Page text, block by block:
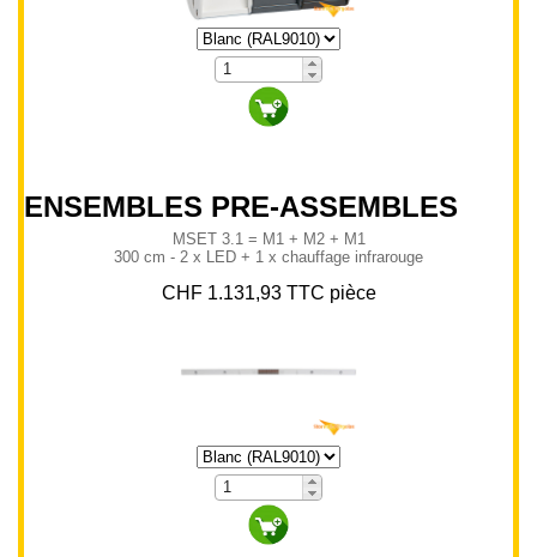
MSET 3.1 = M1 + M2 + M1
300 cm - 2 x LED + 1 x chauffage infrarouge
CHF 1.131,93 TTC pièce